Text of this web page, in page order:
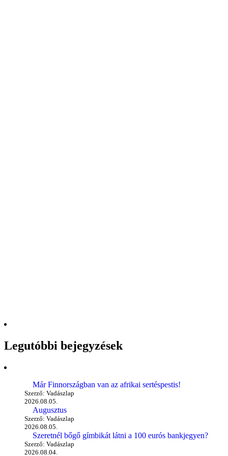
Legutóbbi bejegyzések
Már Finnországban van az afrikai sertéspestis!
Szerző: Vadászlap
2026.08.05.
Augusztus
Szerző: Vadászlap
2026.08.05.
Szeretnél bőgő gímbikát látni a 100 eurós bankjegyen?
Szerző: Vadászlap
2026.08.04.